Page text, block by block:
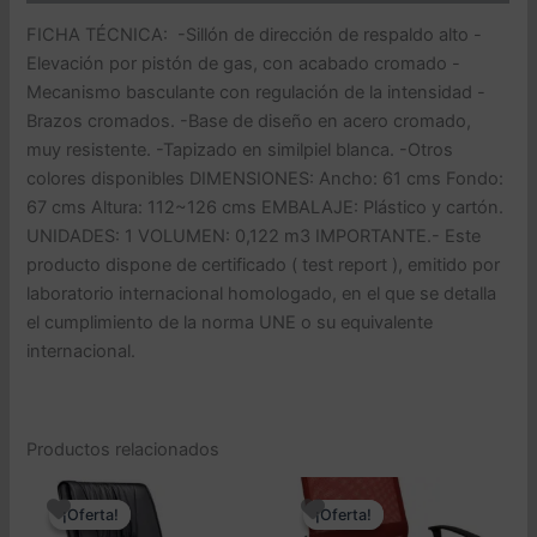
FICHA TÉCNICA: -Sillón de dirección de respaldo alto -
Elevación por pistón de gas, con acabado cromado -
Mecanismo basculante con regulación de la intensidad -
Brazos cromados. -Base de diseño en acero cromado,
muy resistente. -Tapizado en similpiel blanca. -Otros
colores disponibles DIMENSIONES: Ancho: 61 cms Fondo:
67 cms Altura: 112~126 cms EMBALAJE: Plástico y cartón.
UNIDADES: 1 VOLUMEN: 0,122 m3 IMPORTANTE.- Este
producto dispone de certificado ( test report ), emitido por
laboratorio internacional homologado, en el que se detalla
el cumplimiento de la norma UNE o su equivalente
internacional.
Productos relacionados
¡Oferta!
¡Oferta! ¡Oferta!
¡Oferta!